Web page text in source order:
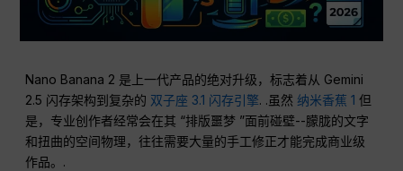
Nano Banana 2 是上一代产品的绝对升级，标志着从 Gemini
2.5 闪存架构到复杂的 双子座 3.1 闪存引擎. .虽然 纳米香蕉 1 但
是，专业创作者经常会在其 “排版噩梦 ”面前碰壁--朦胧的文字
和扭曲的空间物理，往往需要大量的手工修正才能完成商业级
作品。.